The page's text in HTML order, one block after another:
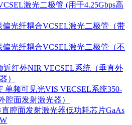
激光二极管 (用于4.25Gbps高
偏光纤耦合VCSEL激光二极管（带
偏光纤耦合VCSEL激光二极管（不
近红外NIR VECSEL系统（垂直外
）
单频可见光VIS VECSEL系统350-
腔面发射激光器）
腔面发射激光器低功耗芯片GaAs